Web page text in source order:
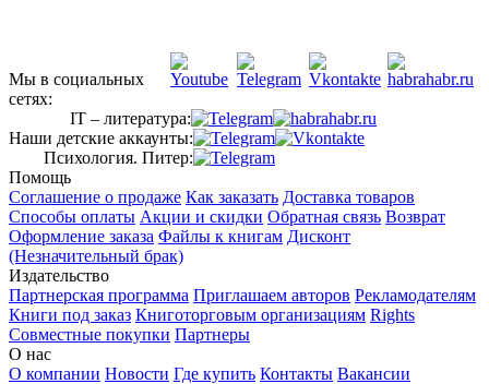
Мы в социальных
сетях:
IT – литература:
Наши детские аккаунты:
Психология. Питер:
Помощь
Соглашение о продаже Как заказать Доставка товаров
Способы оплаты Акции и скидки Обратная связь Возврат
Оформление заказа Файлы к книгам Дисконт
(Незначительный брак)
Издательство
Партнерская программа Приглашаем авторов Рекламодателям
Книги под заказ Книготорговым организациям Rights
Совместные покупки Партнеры
О нас
О компании Новости Где купить Контакты Вакансии